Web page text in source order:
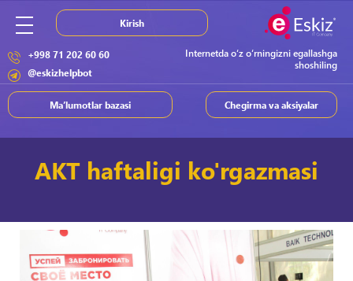
Internetda o‘z o‘rningizni egallashga
shoshiling
+998 71 202 60 60
@eskizhelpbot
Chegirma va aksiyalar
Ma’lumotlar bazasi
Kirish
AKT haftaligi ko'rgazmasi